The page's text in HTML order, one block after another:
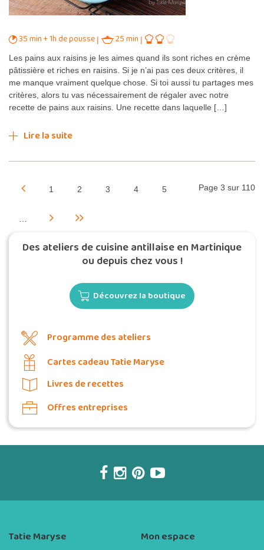
35 min + 1h de pousse 25 min
Les pains aux raisins je les aimes quand ils sont riches en crème
pâtissière et riches en raisins. Si je n’ai pas ces deux critères, il
me manque vraiment quelque chose. Si toi aussi tu partages mes
critères, alors tu vas nécessairement de régaler avec notre
recette de pains aux raisins. Une recette dans laquelle […]
Lire la suite
Page 3 sur 110
1 2 3 4 5
Des ateliers de cuisine antillaise en Martinique
ou depuis chez vous !
Découvrez la boutique
Programme des ateliers
Cartes cadeau Tatie Maryse
Livres de recettes
Offres entreprises
Tatie Maryse Mon espace